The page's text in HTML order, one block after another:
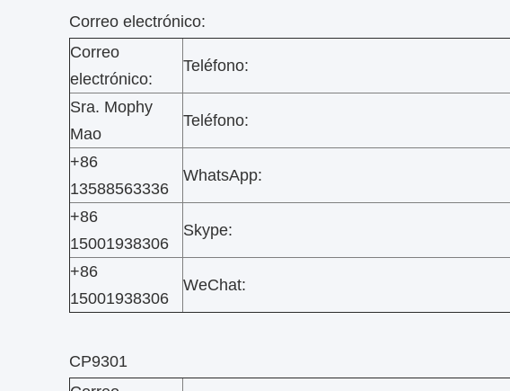
Correo electrónico:
Correo
electrónico:
Teléfono:
Sra. Mophy
Mao
Teléfono:
+86
13588563336
WhatsApp:
+86
15001938306
Skype:
+86
15001938306
WeChat:
CP9301